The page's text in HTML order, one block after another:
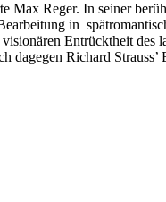
Max Reger. In seiner
in
Entrücktheit des
dagegen Richard